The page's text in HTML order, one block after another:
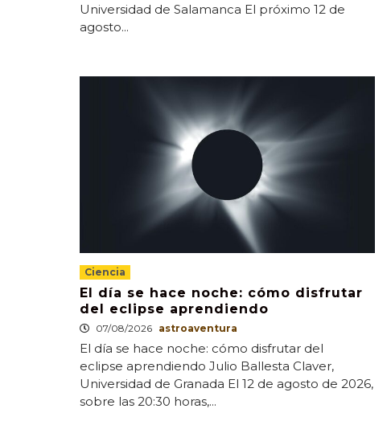
Universidad de Salamanca El próximo 12 de
agosto...
Ciencia
El día se hace noche: cómo disfrutar
del eclipse aprendiendo
07/08/2026 astroaventura
El día se hace noche: cómo disfrutar del
eclipse aprendiendo Julio Ballesta Claver,
Universidad de Granada El 12 de agosto de 2026,
sobre las 20:30 horas,...